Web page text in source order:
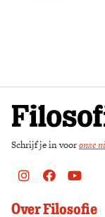
Schrijf je in vooronze
Instagram
FacebookYoutube
Over Filosofie